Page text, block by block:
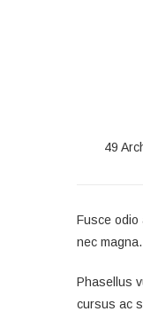
49
Fusce odio
nec
Phasellus
cursus ac